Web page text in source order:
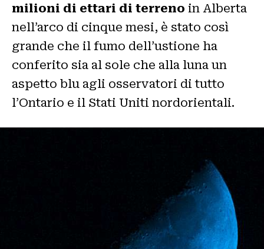
milioni di ettari di terreno in Alberta
nell’arco di cinque mesi, è stato così
grande che il fumo dell’ustione ha
conferito sia al sole che alla luna un
aspetto blu agli osservatori di tutto
l’Ontario e il Stati Uniti nordorientali.